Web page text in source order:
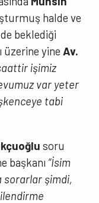
halde ve
beklediği
üzerine yine Av.
işimiz
var yeter
tabi
soru
başkanı “İsim
sorarlar şimdi,